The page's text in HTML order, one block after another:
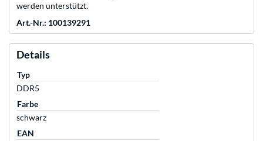
werden unterstützt.
Art.-Nr.: 100139291
Details
Typ
DDR5
Farbe
schwarz
EAN